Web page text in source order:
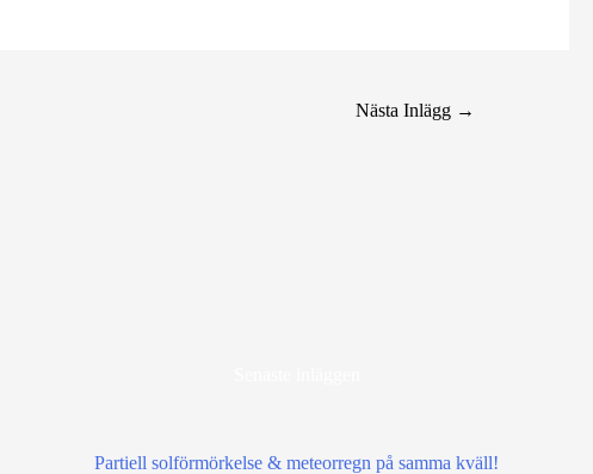
Nästa Inlägg →
Partiell solförmörkelse & meteorregn på samma kväll!